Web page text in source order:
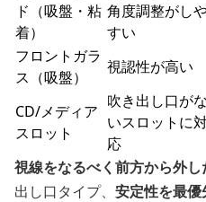
ド（吸盤・粘
着）
角度調整がし
すい
フロントガラ
ス（吸盤）
視認性が高い
CD/メディア
スロット
吹き出し口がな
いスロットに
応
視線をなるべく前方から外
出し口タイプ、 安定性を最